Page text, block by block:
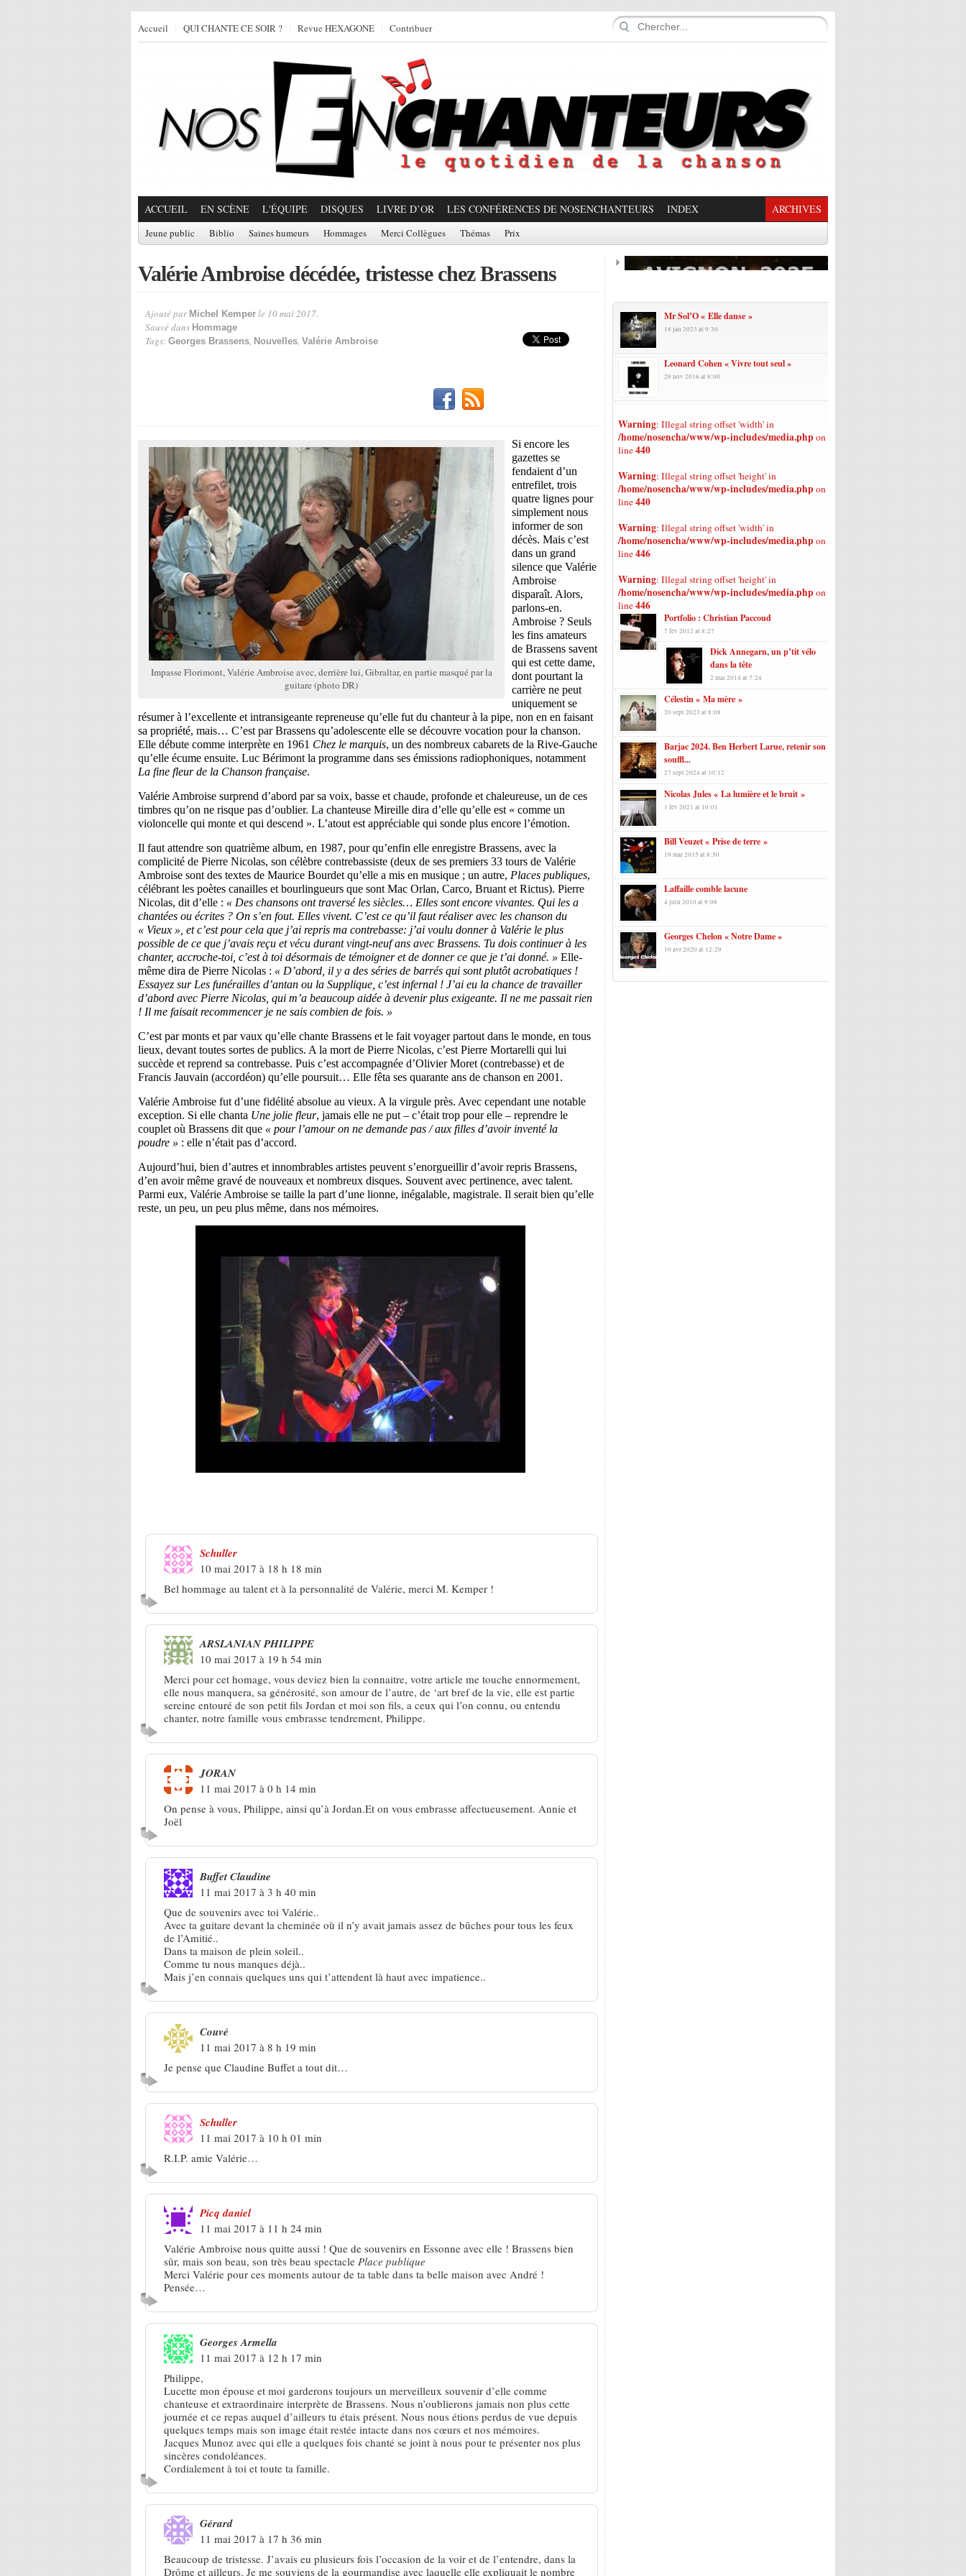
Accueil QUI CHANTE CE SOIR ? Revue HEXAGONE Contribuer
ACCUEIL EN SCÈNE L'ÉQUIPE DISQUES LIVRE D’OR LES CONFÉRENCES DE NOSENCHANTEURS INDEX ARCHIVES
Jeune public Biblio Saines humeurs Hommages Merci Collègues Thémas Prix
Valérie Ambroise décédée, tristesse chez Brassens
Ajouté par Michel Kemper le 10 mai 2017.
Sauvé dans Hommage
Tags: Georges Brassens, Nouvelles, Valérie Ambroise
Impasse Florimont, Valérie Ambroise avec, derrière lui, Gibraltar, en partie masqué par la
guitare (photo DR)
Si encore les
gazettes se
fendaient d’un
entrefilet, trois
quatre lignes pour
simplement nous
informer de son
décès. Mais c’est
dans un grand
silence que Valérie
Ambroise
disparaît. Alors,
parlons-en.
Ambroise ? Seuls
les fins amateurs
de Brassens savent
qui est cette dame,
dont pourtant la
carrière ne peut
uniquement se
résumer à l’excellente et intransigeante repreneuse qu’elle fut du chanteur à la pipe, non en en faisant
sa propriété, mais… C’est par Brassens qu’adolescente elle se découvre vocation pour la chanson.
Elle débute comme interprète en 1961 Chez le marquis, un des nombreux cabarets de la Rive-Gauche
qu’elle écume ensuite. Luc Bérimont la programme dans ses émissions radiophoniques, notamment
La fine fleur de la Chanson française.
Valérie Ambroise surprend d’abord par sa voix, basse et chaude, profonde et chaleureuse, un de ces
timbres qu’on ne risque pas d’oublier. La chanteuse Mireille dira d’elle qu’elle est « comme un
violoncelle qui monte et qui descend ». L’atout est appréciable qui sonde plus encore l’émotion.
Il faut attendre son quatrième album, en 1987, pour qu’enfin elle enregistre Brassens, avec la
complicité de Pierre Nicolas, son célèbre contrebassiste (deux de ses premiers 33 tours de Valérie
Ambroise sont des textes de Maurice Bourdet qu’elle a mis en musique ; un autre, Places publiques,
célébrant les poètes canailles et bourlingueurs que sont Mac Orlan, Carco, Bruant et Rictus). Pierre
Nicolas, dit d’elle : « Des chansons ont traversé les siècles… Elles sont encore vivantes. Qui les a
chantées ou écrites ? On s’en fout. Elles vivent. C’est ce qu’il faut réaliser avec les chanson du
« Vieux », et c’est pour cela que j’ai repris ma contrebasse: j’ai voulu donner à Valérie le plus
possible de ce que j’avais reçu et vécu durant vingt-neuf ans avec Brassens. Tu dois continuer à les
chanter, accroche-toi, c’est à toi désormais de témoigner et de donner ce que je t’ai donné. » Elle-
même dira de Pierre Nicolas : « D’abord, il y a des séries de barrés qui sont plutôt acrobatiques !
Essayez sur Les funérailles d’antan ou la Supplique, c’est infernal ! J’ai eu la chance de travailler
d’abord avec Pierre Nicolas, qui m’a beaucoup aidée à devenir plus exigeante. Il ne me passait rien
! Il me faisait recommencer je ne sais combien de fois. »
C’est par monts et par vaux qu’elle chante Brassens et le fait voyager partout dans le monde, en tous
lieux, devant toutes sortes de publics. A la mort de Pierre Nicolas, c’est Pierre Mortarelli qui lui
succède et reprend sa contrebasse. Puis c’est accompagnée d’Olivier Moret (contrebasse) et de
Francis Jauvain (accordéon) qu’elle poursuit… Elle fêta ses quarante ans de chanson en 2001.
Valérie Ambroise fut d’une fidélité absolue au vieux. A la virgule près. Avec cependant une notable
exception. Si elle chanta Une jolie fleur, jamais elle ne put – c’était trop pour elle – reprendre le
couplet où Brassens dit que « pour l’amour on ne demande pas / aux filles d’avoir inventé la
poudre » : elle n’était pas d’accord.
Aujourd’hui, bien d’autres et innombrables artistes peuvent s’enorgueillir d’avoir repris Brassens,
d’en avoir même gravé de nouveaux et nombreux disques. Souvent avec pertinence, avec talent.
Parmi eux, Valérie Ambroise se taille la part d’une lionne, inégalable, magistrale. Il serait bien qu’elle
reste, un peu, un peu plus même, dans nos mémoires.
Schuller
10 mai 2017 à 18 h 18 min
Bel hommage au talent et à la personnalité de Valérie, merci M. Kemper !
ARSLANIAN PHILIPPE
10 mai 2017 à 19 h 54 min
Merci pour cet homage, vous deviez bien la connaitre, votre article me touche ennormement,
elle nous manquera, sa générosité, son amour de l’autre, de ‘art bref de la vie, elle est partie
sereine entouré de son petit fils Jordan et moi son fils, a ceux qui l’on connu, ou entendu
chanter, notre famille vous embrasse tendrement, Philippe.
JORAN
11 mai 2017 à 0 h 14 min
On pense à vous, Philippe, ainsi qu’à Jordan.Et on vous embrasse affectueusement. Annie et
Joël
Buffet Claudine
11 mai 2017 à 3 h 40 min
Que de souvenirs avec toi Valérie..
Avec ta guitare devant la cheminée où il n’y avait jamais assez de bûches pour tous les feux
de l’Amitié..
Dans ta maison de plein soleil..
Comme tu nous manques déjà..
Mais j’en connais quelques uns qui t’attendent là haut avec impatience..
Couvé
11 mai 2017 à 8 h 19 min
Je pense que Claudine Buffet a tout dit…
Schuller
11 mai 2017 à 10 h 01 min
R.I.P. amie Valérie…
Picq daniel
11 mai 2017 à 11 h 24 min
Valérie Ambroise nous quitte aussi ! Que de souvenirs en Essonne avec elle ! Brassens bien
sûr, mais son beau, son très beau spectacle Place publique
Merci Valérie pour ces moments autour de ta table dans ta belle maison avec André !
Pensée…
Georges Armella
11 mai 2017 à 12 h 17 min
Philippe,
Lucette mon épouse et moi garderons toujours un merveilleux souvenir d’elle comme
chanteuse et extraordinaire interprète de Brassens. Nous n’oublierons jamais non plus cette
journée et ce repas auquel d’ailleurs tu étais présent. Nous nous étions perdus de vue depuis
quelques temps mais son image était restée intacte dans nos cœurs et nos mémoires.
Jacques Munoz avec qui elle a quelques fois chanté se joint à nous pour te présenter nos plus
sincères condoléances.
Cordialement à toi et toute ta famille.
Gérard
11 mai 2017 à 17 h 36 min
Beaucoup de tristesse. J’avais eu plusieurs fois l’occasion de la voir et de l’entendre, dans la
Drôme et ailleurs. Je me souviens de la gourmandise avec laquelle elle expliquait le nombre
Mr Sol’O « Elle danse »
18 jan 2023 at 9:30
Leonard Cohen « Vivre tout seul »
29 nov 2016 at 9:00
Warning: Illegal string offset 'width' in
/home/nosencha/www/wp-includes/media.php on
line440
Warning: Illegal string offset 'height' in
/home/nosencha/www/wp-includes/media.php on
line440
Warning: Illegal string offset 'width' in
/home/nosencha/www/wp-includes/media.php on
line446
Warning: Illegal string offset 'height' in
/home/nosencha/www/wp-includes/media.php on
line446
Portfolio : Christian Paccoud
7 fév 2012 at 8:27
Dick Annegarn, un p’tit vélo
dans la tête
2 mai 2014 at 7:24
Célestin « Ma mère »
20 sept 2023 at 8:08
Barjac 2024. Ben Herbert Larue, retenir son
souffl...
27 sept 2024 at 10:12
Nicolas Jules « La lumière et le bruit »
1 fév 2021 at 10:01
Bill Veuzet « Prise de terre »
19 mar 2015 at 8:50
Laffaille comble lacune
4 juin 2010 at 9:08
Georges Chelon « Notre Dame »
10 avr 2020 at 12:29